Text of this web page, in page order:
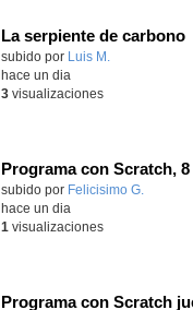
La serpiente de carbono
Contenido educativo.
subido por Luis M.
hace un dia
3visualizaciones
Contenido educativo.
subido por Felicisimo G.
hace un dia
1 visualizaciones